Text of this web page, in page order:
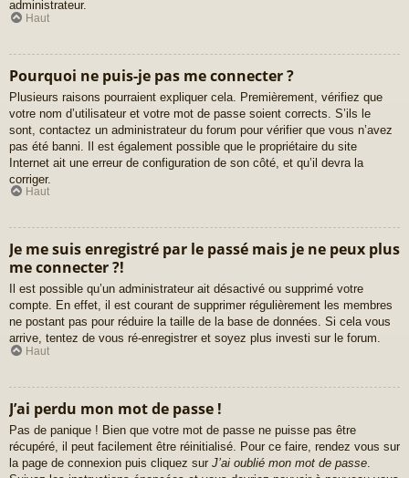
administrateur.
Haut
Pourquoi ne puis-je pas me connecter ?
Plusieurs raisons pourraient expliquer cela. Premièrement, vérifiez que
votre nom d’utilisateur et votre mot de passe soient corrects. S’ils le
sont, contactez un administrateur du forum pour vérifier que vous n’avez
pas été banni. Il est également possible que le propriétaire du site
Internet ait une erreur de configuration de son côté, et qu’il devra la
corriger.
Haut
Je me suis enregistré par le passé mais je ne peux plus
me connecter ?!
Il est possible qu’un administrateur ait désactivé ou supprimé votre
compte. En effet, il est courant de supprimer régulièrement les membres
ne postant pas pour réduire la taille de la base de données. Si cela vous
arrive, tentez de vous ré-enregistrer et soyez plus investi sur le forum.
Haut
J’ai perdu mon mot de passe !
Pas de panique ! Bien que votre mot de passe ne puisse pas être
récupéré, il peut facilement être réinitialisé. Pour ce faire, rendez vous sur
la page de connexion puis cliquez sur J’ai oublié mon mot de passe